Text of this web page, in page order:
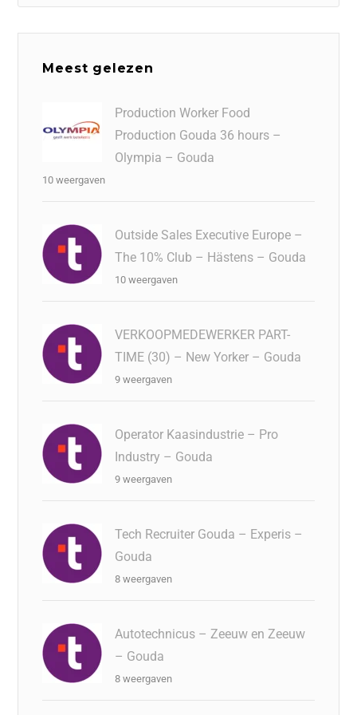
Meest gelezen
Production Worker Food
Production Gouda 36 hours –
Olympia – Gouda
10 weergaven
Outside Sales Executive Europe –
The 10% Club – Hästens – Gouda
10 weergaven
VERKOOPMEDEWERKER PART-
TIME (30) – New Yorker – Gouda
9 weergaven
Operator Kaasindustrie – Pro
Industry – Gouda
9 weergaven
Tech Recruiter Gouda – Experis –
Gouda
8 weergaven
Autotechnicus – Zeeuw en Zeeuw
– Gouda
8 weergaven